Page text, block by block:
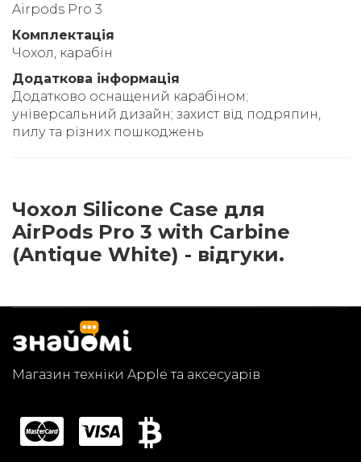
Airpods Pro 3
Комплектація
Чохол, карабін
Додаткова інформація
Додатково оснащений карабіном;
універсальний дизайн; захист від подряпин,
пилу та різних пошкоджень
Чохол Silicone Case для
AirPods Pro 3 with Carbine
(Antique White) - відгуки.
Магазин техніки Apple та аксесуарів